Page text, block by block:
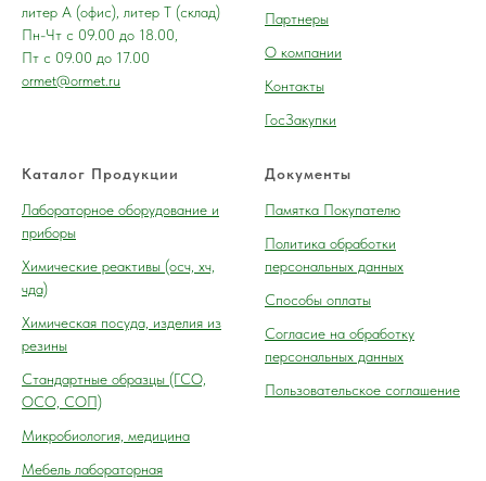
литер А (офис), литер Т (склад)
Пн-Чт с 09.00 до 18.00,
Пт с 09.00 до 17.00
ormet@ormet.ru
Партнеры
О компании
Контакты
ГосЗакупки
Каталог Продукции
Лабораторное оборудование и
приборы
Химические реактивы (осч, хч,
чда)
Химическая посуда, изделия из
резины
Cтандартные образцы (ГСО,
ОСО, СОП)
Микробиология, медицина
Мебель лабораторная
Документы
Памятка Покупателю
Политика обработки
персональных данных
Способы оплаты
Согласие на обработку
персональных данных
Пользовательское соглашение